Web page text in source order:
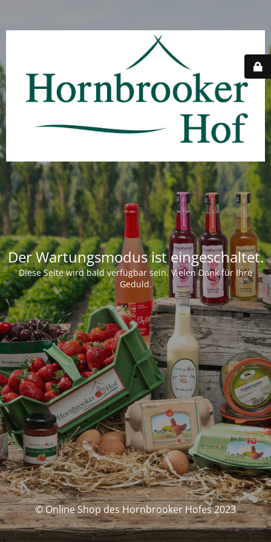
Der Wartungsmodus ist eingeschaltet.
Diese Seite wird bald verfügbar sein. Vielen Dank für Ihre
Geduld.
© Online Shop des Hornbrooker Hofes 2023